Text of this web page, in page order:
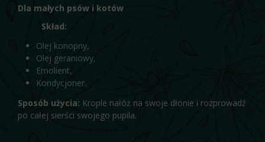
Dla małych psów i kotów
Skład:
Olej konopny,
Olej geraniowy,
Emolient,
Kondycjoner.
Sposób użycia: Krople nałóż na swoje dłonie i rozprowadź
po całej sierści swojego pupila.